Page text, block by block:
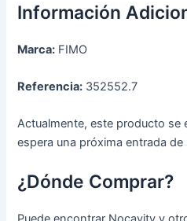
Información
Marca: FIMO
Referencia: 352552.7
Actualmente, este producto se
espera una próxima entrada de
¿Dónde Comprar?